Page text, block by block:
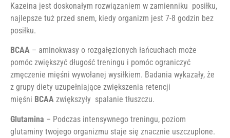
Kazeina jest doskonałym rozwiązaniem w zamienniku posiłku,
najlepsze tuż przed snem, kiedy organizm jest 7-8 godzin bez
posiłku.
BCAA – aminokwasy o rozgałęzionych łańcuchach może
pomóc zwiększyć długość treningu i pomóc ograniczyć
zmęczenie mięśni wywołanej wysiłkiem. Badania wykazały, że
z grupy diety uzupełniające zwiększenia retencji
mięśni BCAA zwiększyły spalanie tłuszczu.
Glutamina – Podczas intensywnego treningu, poziom
glutaminy twojego organizmu staje się znacznie uszczuplone.